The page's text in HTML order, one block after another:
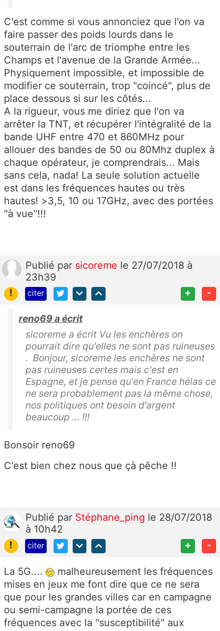
C'est comme si vous annonciez que l'on va
faire passer des poids lourds dans le
souterrain de l'arc de triomphe entre les
Champs et l'avenue de la Grande Armée...
Physiquement impossible, et impossible de
modifier ce souterrain, trop "coincé", plus de
place dessous si sur les côtés...
A la rigueur, vous me diriez que l'on va
arrêter la TNT, et récupérer l'intégralité de la
bande UHF entre 470 et 860MHz pour
allouer des bandes de 50 ou 80Mhz duplex à
chaque opérateur, je comprendrais... Mais
sans cela, nada! La seule solution actuelle
est dans les fréquences hautes ou très
hautes! >3,5, 10 ou 17GHz, avec des portées
"à vue"!!!
Publié par sicoreme le 27/07/2018 à
23h39
!
citer + -
reno69 a écrit
sicoreme a écrit Vu les enchères on
pourrait dire qu'elles ne sont pas ruineuses
. Bonjour, sicoreme les enchères ne sont
pas ruineuses certes mais c'est en
Espagne, et je pense qu'en France hélas ce
ne sera probablement pas la même chose,
nos politiques ont besoin d'argent
beaucoup ... !!!
Bonsoir reno69
C'est bien chez nous que çà pêche !!
Publié par Stéphane_ping le 28/07/2018
à 10h42
!
citer + -
La 5G....
malheureusement les fréquences
mises en jeux me font dire que ce ne sera
que pour les grandes villes car en campagne
ou semi-campagne la portée de ces
fréquences avec la "susceptibilité" aux